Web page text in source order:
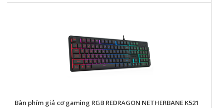
Bàn phím giả cơ gaming RGB REDRAGON NETHERBANE K521